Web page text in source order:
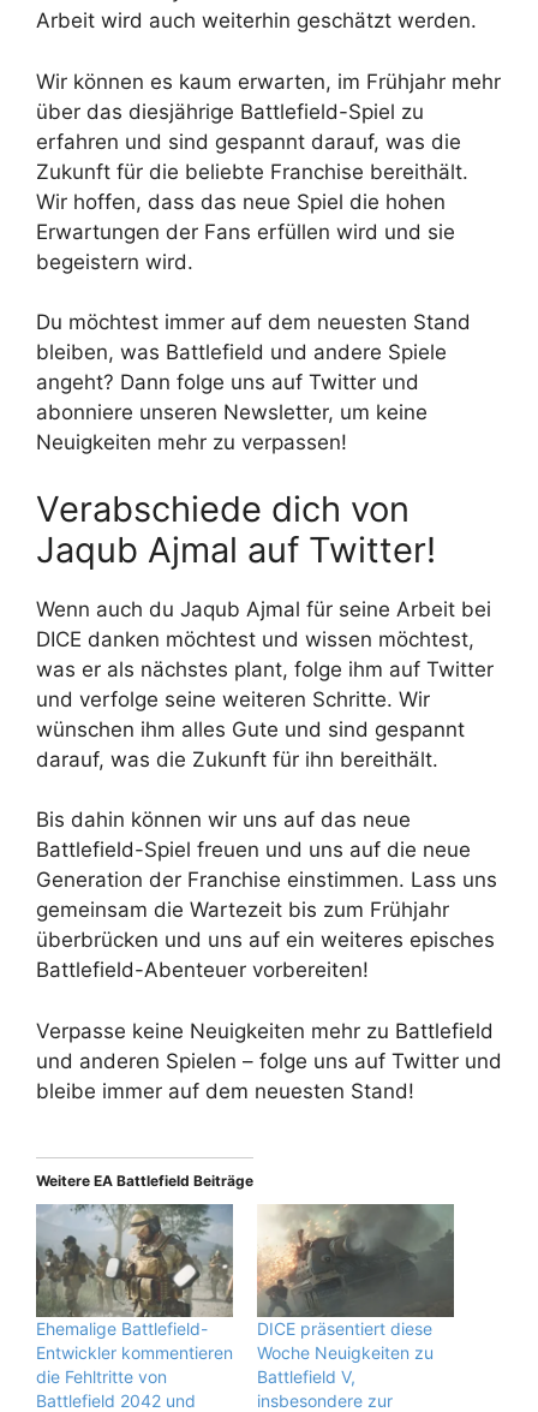
Arbeit wird auch weiterhin geschätzt werden.
Wir können es kaum erwarten, im Frühjahr mehr
über das diesjährige Battlefield-Spiel zu
erfahren und sind gespannt darauf, was die
Zukunft für die beliebte Franchise bereithält.
Wir hoffen, dass das neue Spiel die hohen
Erwartungen der Fans erfüllen wird und sie
begeistern wird.
Du möchtest immer auf dem neuesten Stand
bleiben, was Battlefield und andere Spiele
angeht? Dann folge uns auf Twitter und
abonniere unseren Newsletter, um keine
Neuigkeiten mehr zu verpassen!
Verabschiede dich von
Jaqub Ajmal auf Twitter!
Wenn auch du Jaqub Ajmal für seine Arbeit bei
DICE danken möchtest und wissen möchtest,
was er als nächstes plant, folge ihm auf Twitter
und verfolge seine weiteren Schritte. Wir
wünschen ihm alles Gute und sind gespannt
darauf, was die Zukunft für ihn bereithält.
Bis dahin können wir uns auf das neue
Battlefield-Spiel freuen und uns auf die neue
Generation der Franchise einstimmen. Lass uns
gemeinsam die Wartezeit bis zum Frühjahr
überbrücken und uns auf ein weiteres episches
Battlefield-Abenteuer vorbereiten!
Verpasse keine Neuigkeiten mehr zu Battlefield
und anderen Spielen – folge uns auf Twitter und
bleibe immer auf dem neuesten Stand!
Weitere EA Battlefield Beiträge
Ehemalige Battlefield-
Entwickler kommentieren
die Fehltritte von
Battlefield 2042 und
DICE präsentiert diese
Woche Neuigkeiten zu
Battlefield V,
insbesondere zur